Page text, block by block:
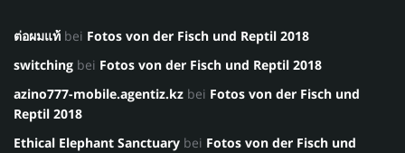
ต่อผมแท้ bei Fotos von der Fisch und Reptil 2018
switching bei Fotos von der Fisch und Reptil 2018
azino777-mobile.agentiz.kz bei Fotos von der Fisch und
Reptil 2018
Ethical Elephant Sanctuary bei Fotos von der Fisch und